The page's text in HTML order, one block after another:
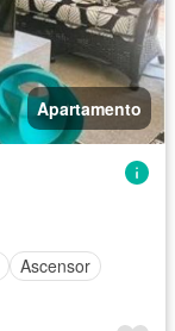
Apartamento
Ascensor